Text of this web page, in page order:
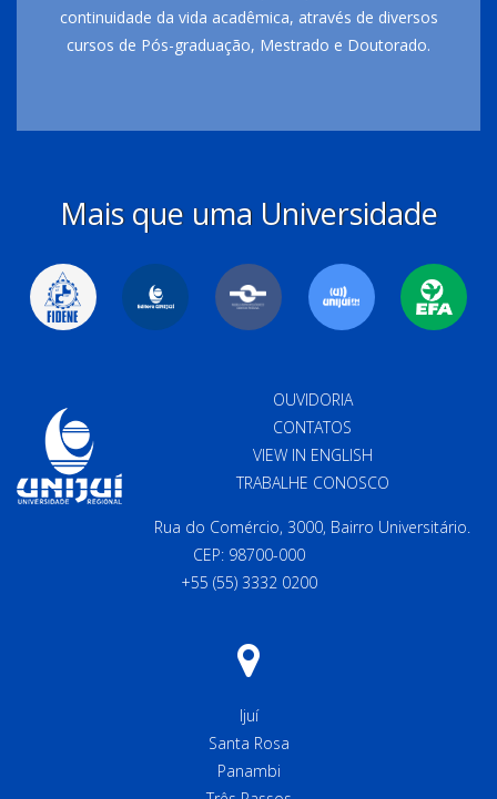
continuidade da vida acadêmica, através de diversos
cursos de Pós-graduação, Mestrado e Doutorado.
Mais que uma Universidade
OUVIDORIA
CONTATOS
VIEW IN ENGLISH
TRABALHE CONOSCO
Rua do Comércio, 3000, Bairro Universitário.
CEP: 98700-000
+55 (55) 3332 0200
Ijuí
Santa Rosa
Panambi